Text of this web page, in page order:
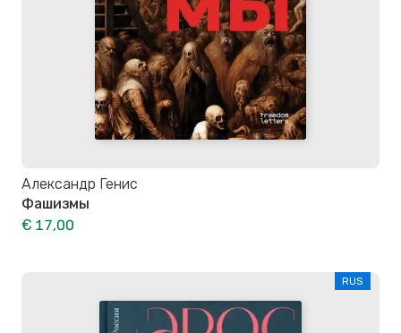
Александр Генис
Фашизмы
€ 17,00
RUS